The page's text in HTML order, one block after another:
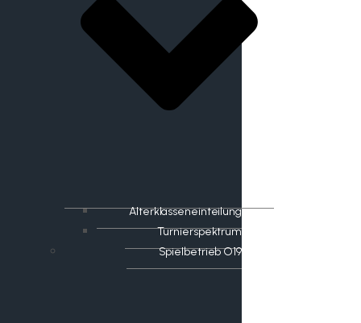
Alterklasseneinteilung
Turnierspektrum
Spielbetrieb O19